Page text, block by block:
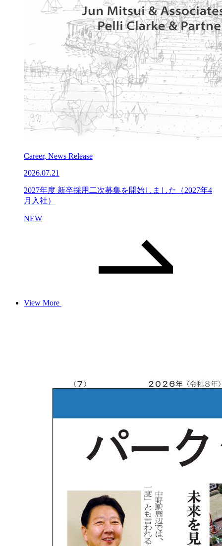
Career, News Release
2026.07.21
2027年度 新卒採用二次募集を開始しました（2027年4
月入社）
NEW
View More